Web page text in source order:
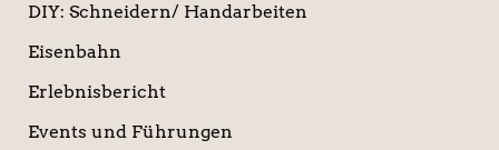
DIY: Schneidern/ Handarbeiten
Eisenbahn
Erlebnisbericht
Events und Führungen